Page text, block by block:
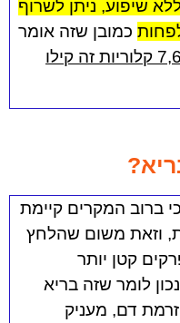
6 קמ"ש ללא שיפוע, ניתן לשרוף
כמובן שזה אומר
בנוסף לכך, 7,600 קלוריות זה קילו
כי ברוב המקרים קיימת
וזאת משום שהלחץ
קטן יותר
לומר שזה בריא
דם, מעניק